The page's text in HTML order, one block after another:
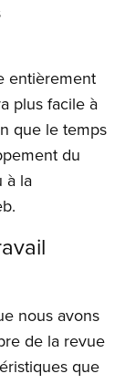
entièrement
plus facile à
que le temps
du
à la
nous avons
de la revue
que